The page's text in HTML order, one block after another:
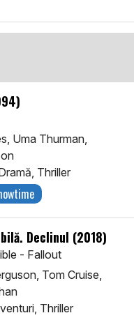
Uma Thurman,
Thriller
Declinul (2018)
- Fallout
Tom Cruise,
Thriller